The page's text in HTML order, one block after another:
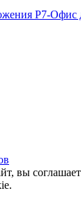
Р7-Офис
вы